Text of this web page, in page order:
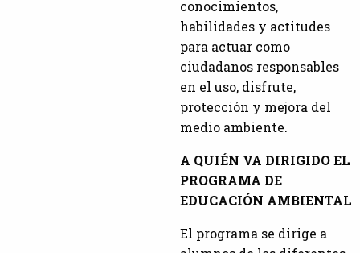
conocimientos,
habilidades y actitudes
para actuar como
ciudadanos responsables
en el uso, disfrute,
protección y mejora del
medio ambiente.
A QUIÉN VA DIRIGIDO EL
PROGRAMA DE
EDUCACIÓN AMBIENTAL
El programa se dirige a